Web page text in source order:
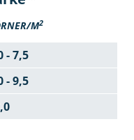
M2
- 7,5
- 9,5